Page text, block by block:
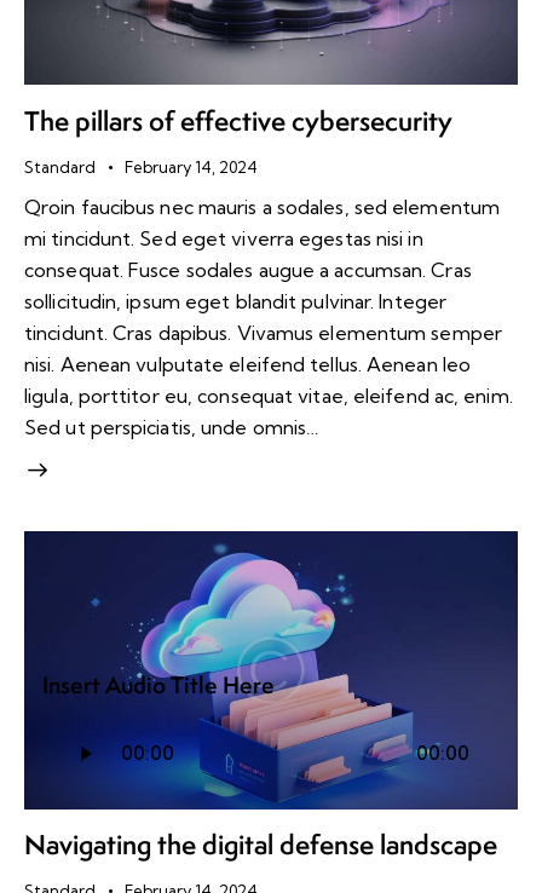
The pillars of effective cybersecurity
Standard February 14, 2024
Qroin faucibus nec mauris a sodales, sed elementum
mi tincidunt. Sed eget viverra egestas nisi in
consequat. Fusce sodales augue a accumsan. Cras
sollicitudin, ipsum eget blandit pulvinar. Integer
tincidunt. Cras dapibus. Vivamus elementum semper
nisi. Aenean vulputate eleifend tellus. Aenean leo
ligula, porttitor eu, consequat vitae, eleifend ac, enim.
Sed ut perspiciatis, unde omnis…
Insert Audio Title Here
Player
00:00 00:00
Navigating the digital defense landscape